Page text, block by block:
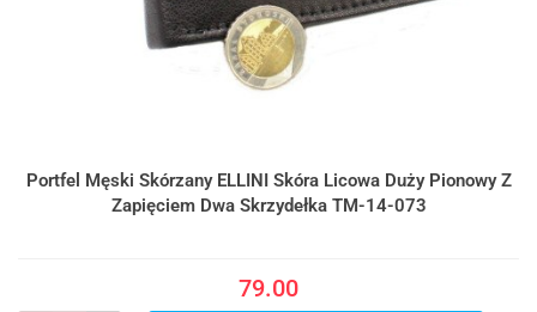
Portfel Męski Skórzany ELLINI Skóra Licowa Duży Pionowy Z
Zapięciem Dwa Skrzydełka TM-14-073
79.00